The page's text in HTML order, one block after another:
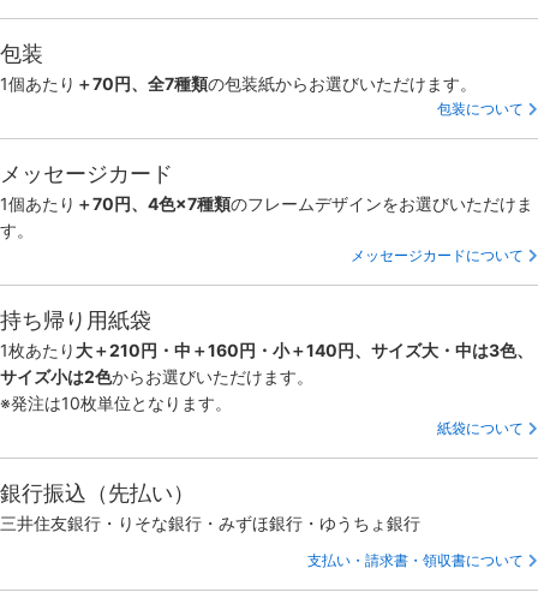
包装
1個あたり ＋70円、全7種類の包装紙からお選びいただけます。
包装について
メッセージカード
1個あたり ＋70円、4色×7種類のフレームデザインをお選びいただけま
す。
メッセージカードについて
持ち帰り用紙袋
1枚あたり 大＋210円・中＋160円・小＋140円、サイズ大・中は3色、
サイズ小は2色からお選びいただけます。
※発注は10枚単位となります。
紙袋について
銀行振込（先払い）
三井住友銀行・りそな銀行・みずほ銀行・ゆうちょ銀行
支払い・請求書・領収書について